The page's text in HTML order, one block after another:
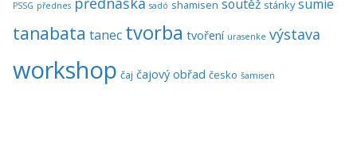
PSSG přednes sadó shamisen soutěž stánky sumie
tanabata tanec tvorba tvoření urasenke výstava
workshop čaj čajový obřad česko šamisen